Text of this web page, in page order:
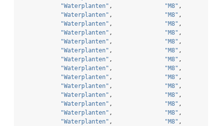
"Waterplanten" , "M8" ,
"Waterplanten" , "M8" ,
"Waterplanten" , "M8" ,
"Waterplanten" , "M8" ,
"Waterplanten" , "M8" ,
"Waterplanten" , "M8" ,
"Waterplanten" , "M8" ,
"Waterplanten" , "M8" ,
"Waterplanten" , "M8" ,
"Waterplanten" , "M8" ,
"Waterplanten" , "M8" ,
"Waterplanten" , "M8" ,
"Waterplanten" , "M8" ,
"Waterplanten" , "M8" ,